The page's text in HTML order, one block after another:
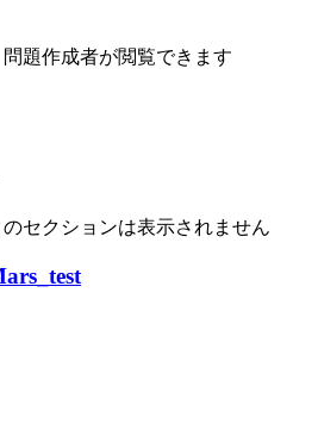
題作成者が閲覧できます
セクションは表示されません